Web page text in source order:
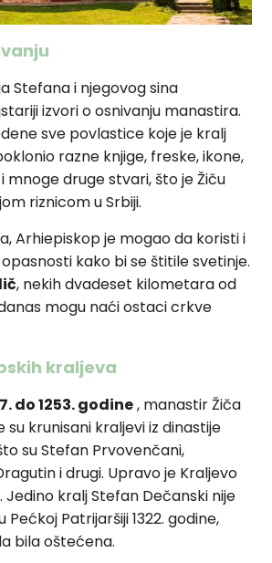
Stefana i njegovog sina
izvori o osnivanju manastira.
sve povlastice koje je kralj
razne knjige, freske, ikone,
mnoge druge stvari, što je Žiču
riznicom u Srbiji.
Arhiepiskop je mogao da koristi i
kako bi se štitile svetinje.
, nekih dvadeset kilometara od
mogu naći ostaci crkve
kraljeva
do 1253. godine, manastir Žiča
su krunisani kraljevi iz dinastije
su Stefan Prvovenčani,
i drugi. Upravo je Kraljevo
Jedino kralj Stefan Dečanski nije
Pećkoj Patrijaršiji 1322. godine,
bila oštećena.